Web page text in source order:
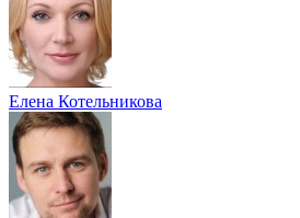
Елена Котельникова